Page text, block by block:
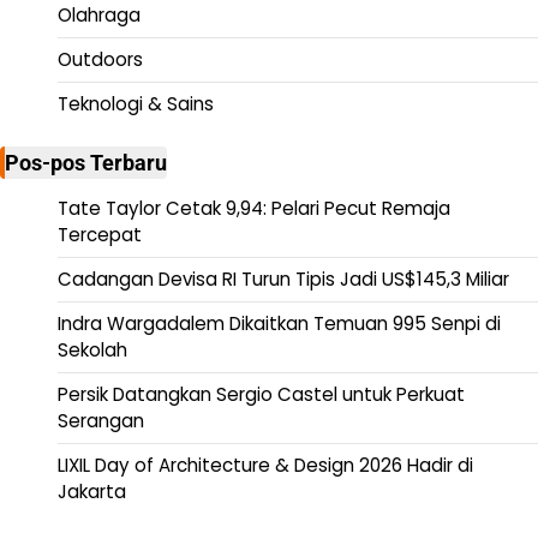
Olahraga
Outdoors
Teknologi & Sains
Pos-pos Terbaru
Tate Taylor Cetak 9,94: Pelari Pecut Remaja
Tercepat
Cadangan Devisa RI Turun Tipis Jadi US$145,3 Miliar
Indra Wargadalem Dikaitkan Temuan 995 Senpi di
Sekolah
Persik Datangkan Sergio Castel untuk Perkuat
Serangan
LIXIL Day of Architecture & Design 2026 Hadir di
Jakarta